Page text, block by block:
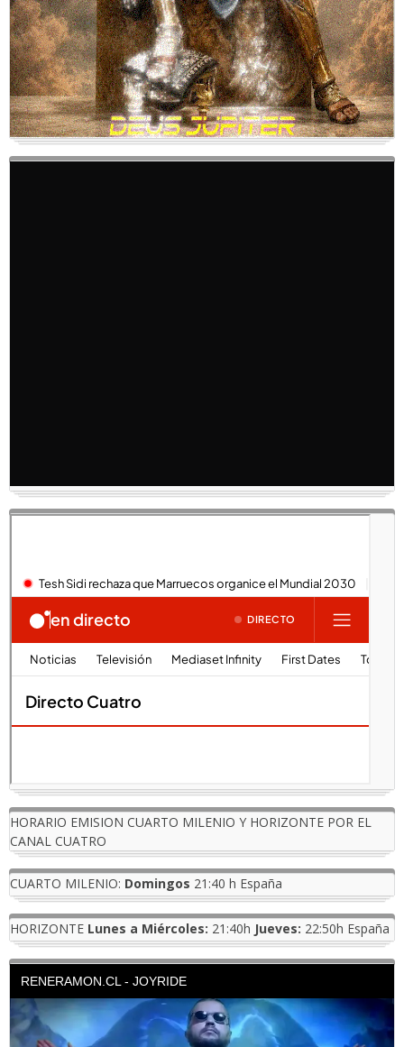
HORARIO EMISION CUARTO MILENIO Y HORIZONTE POR EL
CANAL CUATRO
CUARTO MILENIO: Domingos 21:40 h España
HORIZONTE Lunes a Miércoles: 21:40h Jueves: 22:50h España